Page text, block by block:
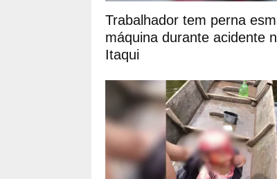
Trabalhador tem perna
máquina durante acidente
Itaqui